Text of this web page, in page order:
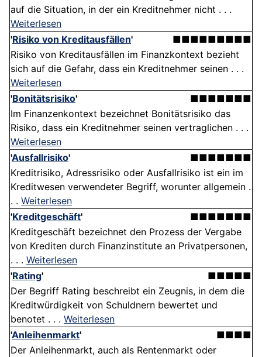
auf die Situation, in der ein Kreditnehmer nicht . . .
Weiterlesen
'Risiko von Kreditausfällen'
■■■■■■■■■
Risiko von Kreditausfällen im Finanzkontext bezieht
sich auf die Gefahr, dass ein Kreditnehmer seinen . . .
Weiterlesen
'Bonitätsrisiko'
■■■■■■■
Im Finanzenkontext bezeichnet Bonitätsrisiko das
Risiko, dass ein Kreditnehmer seinen vertraglichen . . .
Weiterlesen
'Ausfallrisiko'
■■■■■■■
Kreditrisiko, Adressrisiko oder Ausfallrisiko ist ein im
Kreditwesen verwendeter Begriff, worunter allgemein .
. . Weiterlesen
'Kreditgeschäft'
■■■■■■■
Kreditgeschäft bezeichnet den Prozess der Vergabe
von Krediten durch Finanzinstitute an Privatpersonen,
. . . Weiterlesen
'Rating'
■■■■■
Der Begriff Rating beschreibt ein Zeugnis, in dem die
Kreditwürdigkeit von Schuldnern bewertet und
benotet . . . Weiterlesen
'Anleihenmarkt'
■■■■
Der Anleihenmarkt, auch als Rentenmarkt oder